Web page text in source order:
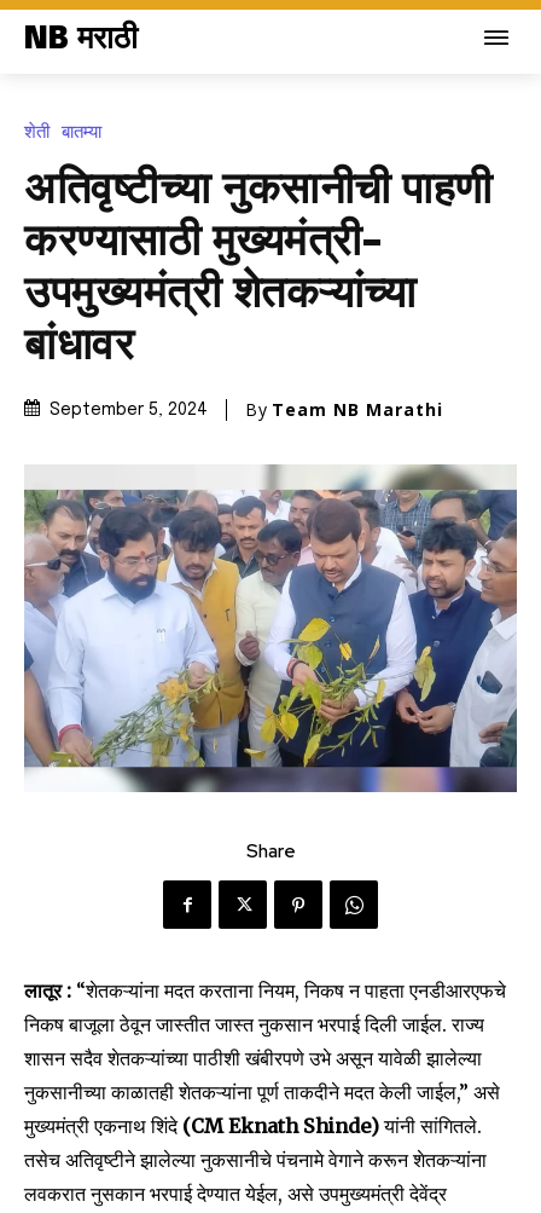
NB मराठी
शेती बातम्या
अतिवृष्टीच्या नुकसानीची पाहणी
करण्यासाठी मुख्यमंत्री-
उपमुख्यमंत्री शेतकऱ्यांच्या
बांधावर
September 5, 2024 By Team NB Marathi
Share
लातूर : “शेतकऱ्यांना मदत करताना नियम, निकष न पाहता एनडीआरएफचे
निकष बाजूला ठेवून जास्तीत जास्त नुकसान भरपाई दिली जाईल. राज्य
शासन सदैव शेतकऱ्यांच्या पाठीशी खंबीरपणे उभे असून यावेळी झालेल्या
नुकसानीच्या काळातही शेतकऱ्यांना पूर्ण ताकदीने मदत केली जाईल,” असे
मुख्यमंत्री एकनाथ शिंदे (CM Eknath Shinde)यांनी सांगितले.
तसेच अतिवृष्टीने झालेल्या नुकसानीचे पंचनामे वेगाने करून शेतकऱ्यांना
लवकरात नुसकान भरपाई देण्यात येईल, असे उपमुख्यमंत्री देवेंद्र